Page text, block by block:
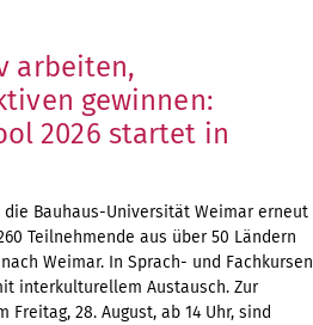
arbeiten,
gewinnen:
2026 startet in
die Bauhaus-Universität Weimar erneut
Teilnehmende aus über 50 Ländern
Weimar. In Sprach- und Fachkursen
interkulturellem Austausch. Zur
28. August, ab 14 Uhr, sind